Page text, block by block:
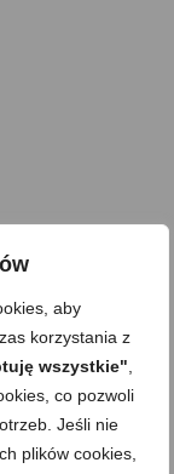
aby
korzystania z
wszystkie"
co pozwoli
Jeśli nie
plików cookies,